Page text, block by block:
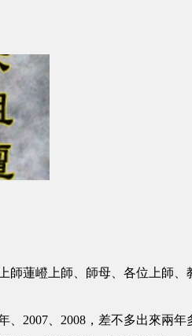
師蓮嶝上師、師母、各位上師、
2007、2008，差不多出來兩